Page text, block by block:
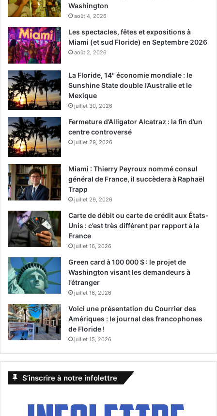
Washington
août 4, 2026
Les spectacles, fêtes et expositions à
Miami (et sud Floride) en Septembre 2026
août 2, 2026
La Floride, 14ᵉ économie mondiale : le
Sunshine State double l’Australie et le
Mexique
juillet 30, 2026
Fermeture d’Alligator Alcatraz : la fin d’un
centre controversé
juillet 29, 2026
Miami : Thierry Peyroux nommé consul
général de France, il succèdera à Raphaël
Trapp
juillet 29, 2026
Carte de débit ou carte de crédit aux États-
Unis : c’est très différent par rapport à la
France
juillet 16, 2026
Green card à 100 000 $ : le projet de
Washington visant les demandeurs à
l’étranger
juillet 16, 2026
Voici une présentation du Courrier des
Amériques : le journal des francophones
de Floride !
juillet 15, 2026
S’inscrire à notre infolettre